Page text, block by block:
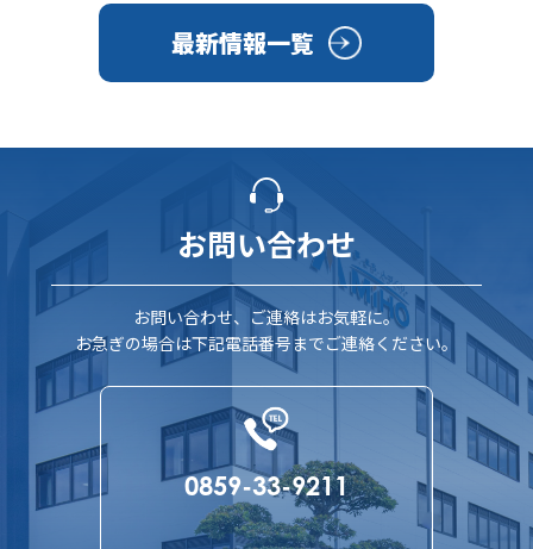
最新情報一覧
お問い合わせ
お問い合わせ、ご連絡はお気軽に。
お急ぎの場合は下記電話番号までご連絡ください。
0859-33-9211